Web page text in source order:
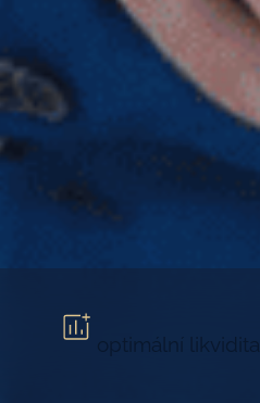
optimální likvidita